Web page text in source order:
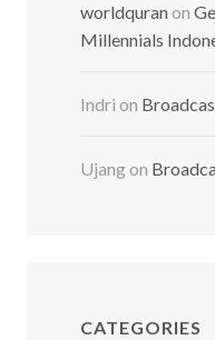
worldquran on
Millennials
Indri on
Ujangon
CATEGORIES